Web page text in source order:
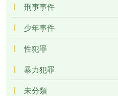
刑事事件
少年事件
性犯罪
暴力犯罪
未分類